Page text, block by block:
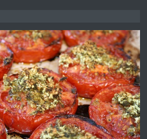
АПАРТАМЕНТ В ЦЕНТЪРА НА ГР.
ХАСКОВО
преди 4 дни
Давам гараж под наем
преди 4 дни